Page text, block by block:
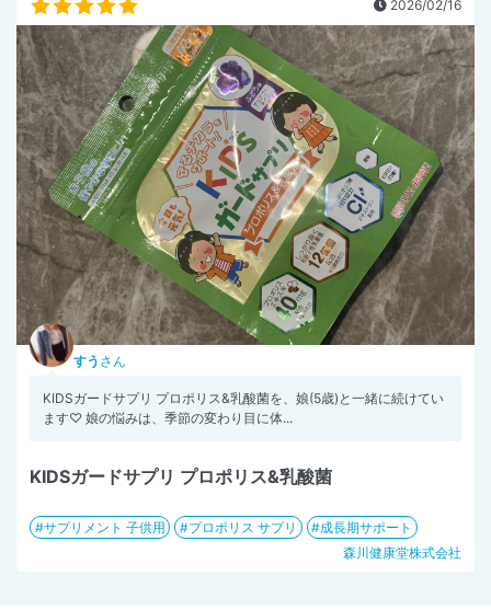
2026/02/16
すう さん
KIDSガードサプリ プロポリス&乳酸菌を、娘(5歳)と一緒に続けてい
ます♡ 娘の悩みは、季節の変わり目に体...
KIDSガードサプリ プロポリス&乳酸菌
サプリメント 子供用 プロポリス サプリ
成長期サポート
森川健康堂株式会社